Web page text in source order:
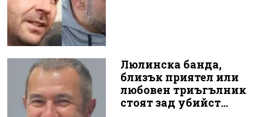
Люлинска банда,
близък приятел или
любовен триъгълник
стоят зад убийст...